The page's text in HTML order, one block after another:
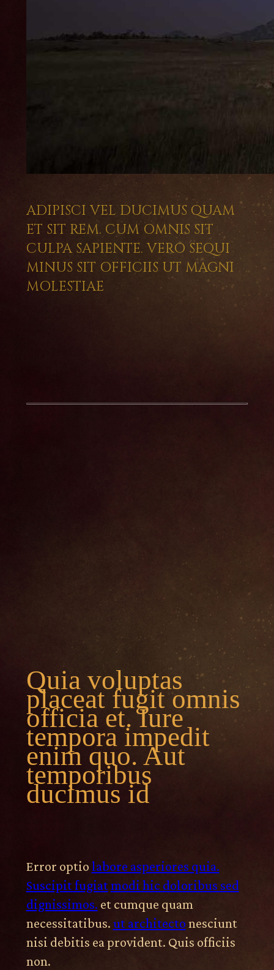
ADIPISCI VEL DUCIMUS QUAM
ET SIT REM. CUM OMNIS SIT
CULPA SAPIENTE. VERO SEQUI
MINUS SIT OFFICIIS UT MAGNI
MOLESTIAE
Quia voluptas
placeat fugit omnis
officia et. Iure
tempora impedit
enim quo. Aut
temporibus
ducimus id
Error optio labore asperiores quia.
Suscipit fugiatmodi hic doloribus sed
dignissimos. et cumque quam
necessitatibus. ut architecto nesciunt
nisi debitis ea provident. Quis officiis
non.